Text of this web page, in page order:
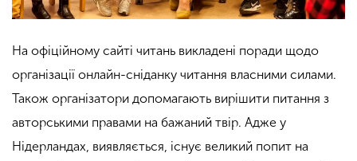
На офіційному сайті читань викладені поради щодо
організації онлайн-сніданку читання власними силами.
Також організатори допомагають вирішити питання з
авторськими правами на бажаний твір. Адже у
Нідерландах, виявляється, існує великий попит на